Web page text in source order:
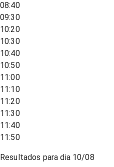
08:40
09:30
10:20
10:30
10:40
10:50
11:00
11:10
11:20
11:30
11:40
11:50
Resultados para dia 10/08